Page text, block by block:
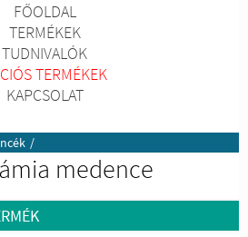
FŐOLDAL
TERMÉKEK
TUDNIVALÓK
TERMÉKEK
KAPCSOLAT
/
medence